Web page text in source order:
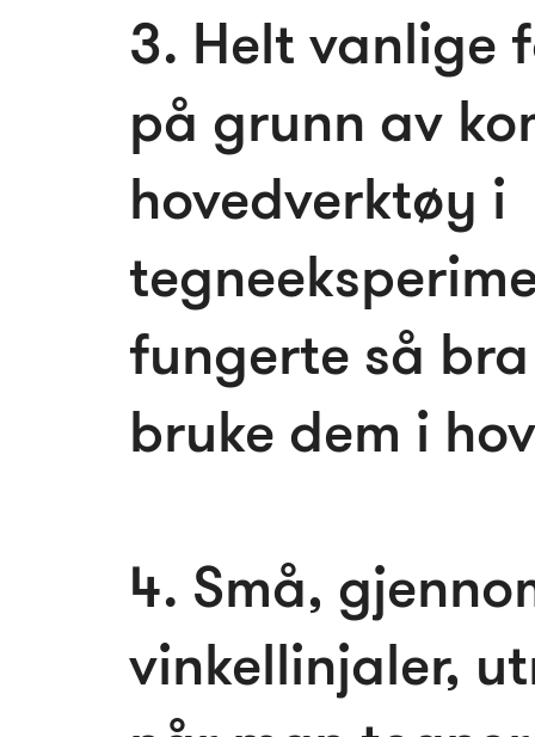
3. Helt vanlige
på grunn av
hoved­verktøy i
fungerte så
bruke dem i
4. Små,
vinkellinjaler,